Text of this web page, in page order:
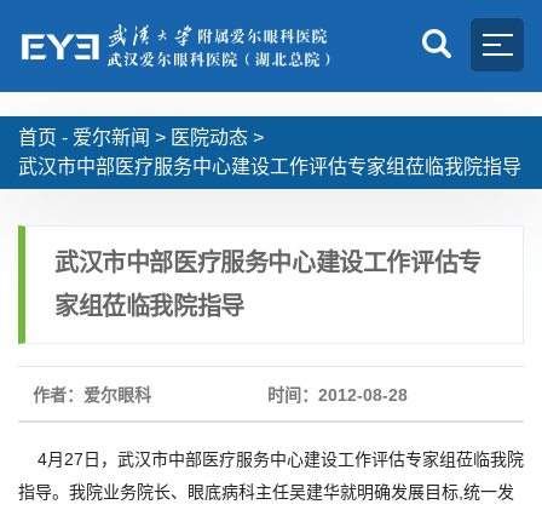
首页 - 爱尔新闻 > 医院动态 >
武汉市中部医疗服务中心建设工作评估专家组莅临我院指导
武汉市中部医疗服务中心建设工作评估专
家组莅临我院指导
作者：爱尔眼科 时间：2012-08-28
4月27日，武汉市中部医疗服务中心建设工作评估专家组莅临我院
指导。我院业务院长、眼底病科主任吴建华就明确发展目标,统一发